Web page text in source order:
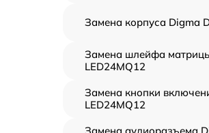
Замена корпуса Digma
Замена шлейфа
LED24MQ12
Замена кнопки
LED24MQ12